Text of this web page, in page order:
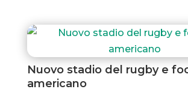
Nuovo stadio del rugby e
americano